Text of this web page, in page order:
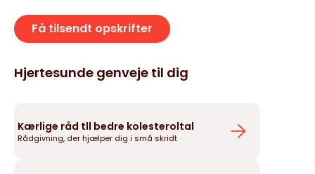
Få tilsendt opskrifter
Hjertesunde genveje til dig
Kærlige råd tll bedre kolesteroltal
Rådgivning, der hjælper dig i små skridt